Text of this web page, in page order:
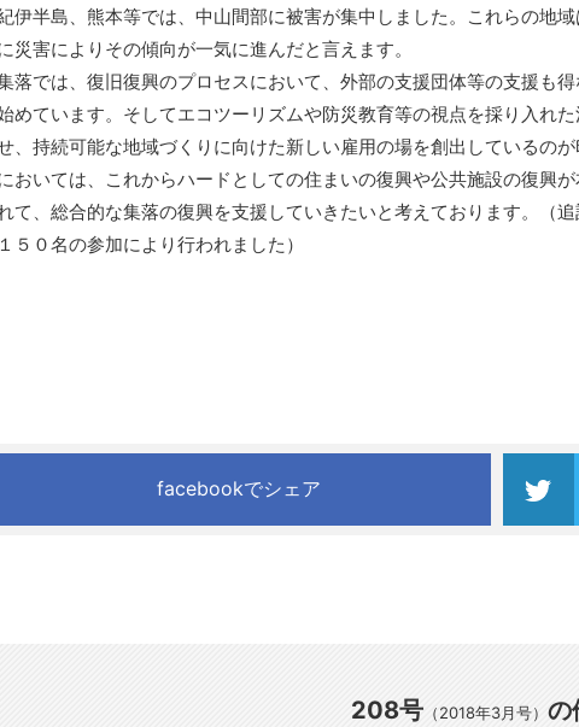
伊半島、熊本等では、中山間部に被害が集中しました。これらの地
災害によりその傾向が一気に進んだと言えます。
落では、復旧復興のプロセスにおいて、外部の支援団体等の支援も
めています。そしてエコツーリズムや防災教育等の視点を採り入れ
、持続可能な地域づくりに向けた新しい雇用の場を創出しているのが
おいては、これからハードとしての住まいの復興や公共施設の復興
て、総合的な集落の復興を支援していきたいと考えております。（
５０名の参加により行われました）
facebookでシェア
208号（2018年3月号） の